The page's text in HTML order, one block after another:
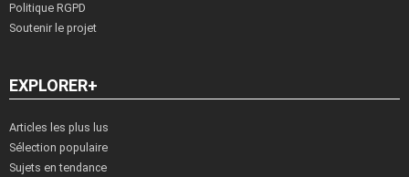
Politique RGPD
Soutenir le projet
EXPLORER+
Articles les plus lus
Sélection populaire
Sujets en tendance